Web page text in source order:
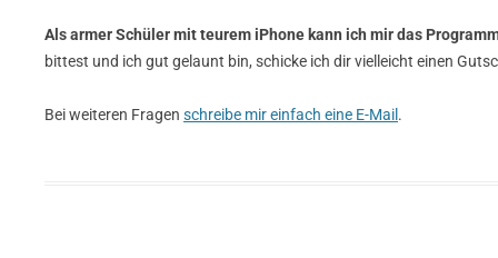
Als armer Schüler mit teurem iPhone kann ich mir das
bittest und ich gut gelaunt bin, schicke ich dir vielleicht einen
Bei weiteren Fragen schreibe mir einfach eine E-Mail .